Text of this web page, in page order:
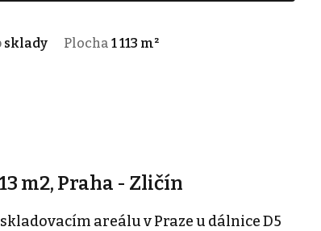
sklady Plocha 1 113 m²
m2, Praha - Zličín
areálu v Praze u dálnice D5